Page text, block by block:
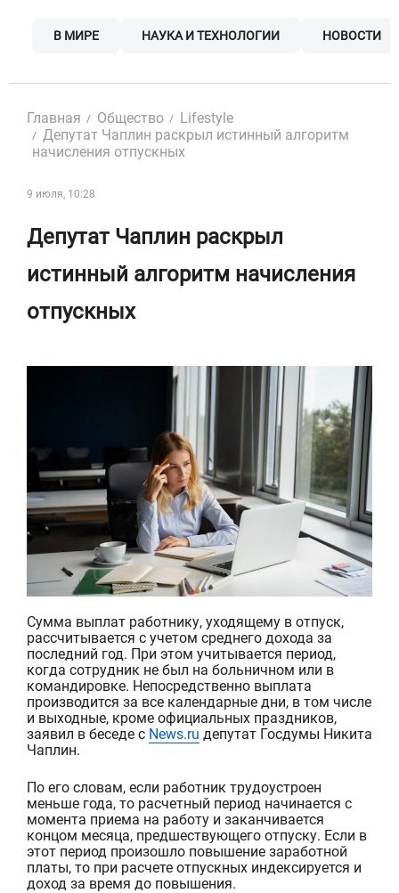
В МИРЕ НАУКА И ТЕХНОЛОГИИ НОВОСТИ
Главная Общество
Lifestyle
Депутат Чаплин раскрыл истинный алгоритм
начисления отпускных
9 июля, 10:28
Депутат Чаплин раскрыл
истинный алгоритм начисления
отпускных
Сумма выплат работнику, уходящему в отпуск,
рассчитывается с учетом среднего дохода за
последний год. При этом учитывается период,
когда сотрудник не был на больничном или в
командировке. Непосредственно выплата
производится за все календарные дни, в том числе
и выходные, кроме официальных праздников,
заявил в беседе с News.ru депутат Госдумы Никита
Чаплин.
По его словам, если работник трудоустроен
меньше года, то расчетный период начинается с
момента приема на работу и заканчивается
концом месяца, предшествующего отпуску. Если в
этот период произошло повышение заработной
платы, то при расчете отпускных индексируется и
доход за время до повышения.